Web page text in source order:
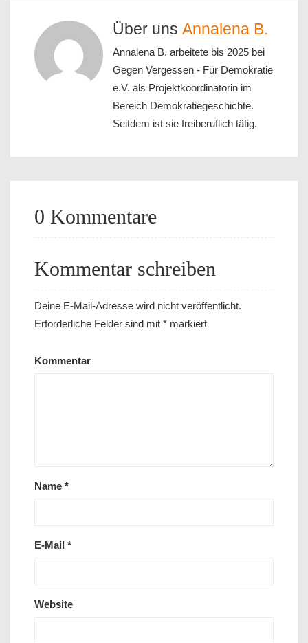
Über uns Annalena B.
Annalena B. arbeitete bis 2025 bei
Gegen Vergessen - Für Demokratie
e.V. als Projektkoordinatorin im
Bereich Demokratiegeschichte.
Seitdem ist sie freiberuflich tätig.
0 Kommentare
Kommentar schreiben
Deine E-Mail-Adresse wird nicht veröffentlicht.
Erforderliche Felder sind mit * markiert
Kommentar
Name *
E-Mail *
Website